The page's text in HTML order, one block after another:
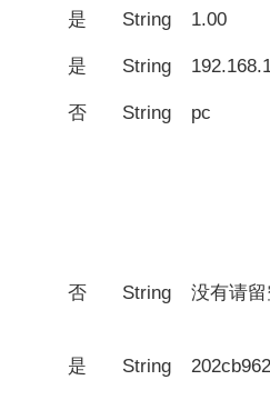
是 String 1.00
是 String
否 String pc
否 String 没有请
是 String